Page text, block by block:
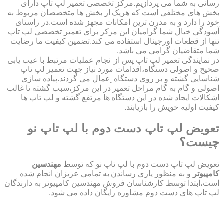
رسانی به شما می پردازیم.مرکز تخصصی تعمیر لپ تاپ دارای
بخش های مختلفی است که هریک از بخش ها متخصصان مربوط به
خود را دارد و به مدرن ترین امکانات مجهز شده است.در راستای
آسودگی خیال شما گرامیان این مرکز برای تعمیر تخصصی لپ تاپ
تنها از قطعات اورجینال استفاده می کند.تضمین کیفیت ما رضایت
شما متقاضیان گرامی می باشد.
در نمایندگی تعمیر لپ تاپ پس از انجام عملیات مرتبط با عیب یابی
صحیح و اصولی دستگاه،اقدامات مورد نیاز جهت تعمیر لپ تاپ
شناسایی گشته و بر روی دستگاه اِعمال می گردند.پیاده سازی
اصولی و گام به گام مراحل تعمیر در این مرکز،سبب گشته تا غالب
اشکالات ایجاد شده در این دستگاه ها مرتفع گشته و لپ تاپ ها
کیفیت اولیه خویش را بازیابند.
تعویض لپ تاپ دست دوم با لپ تاپ نو
چیست؟
تعویض لپ تاپ دست دوم با لپ تاپ نو که توسط مهندسین
کامپیوتر و به منظور یاری رساندن به تمامی عزیزان انجام شده
است،ابتدا توسط کارشناسان فروش مهندسین کامپیوتر به دارندگان
لپ تاپ های دست دوم مشاوره رایگان داده می شود.